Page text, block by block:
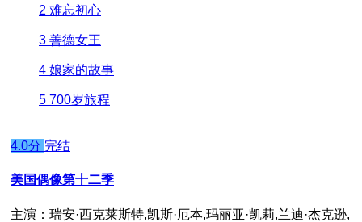
2 难忘初心
3 善德女王
4 娘家的故事
5 700岁旅程
4.0分 完结
美国偶像第十二季
主演：瑞安·西克莱斯特,凯斯·厄本,玛丽亚·凯莉,兰迪·杰克逊,